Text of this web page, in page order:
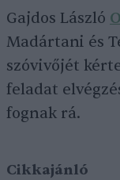
Gajdos László
Madártani és
szóvivőjét
feladat
fognak rá.
Cikkajánló